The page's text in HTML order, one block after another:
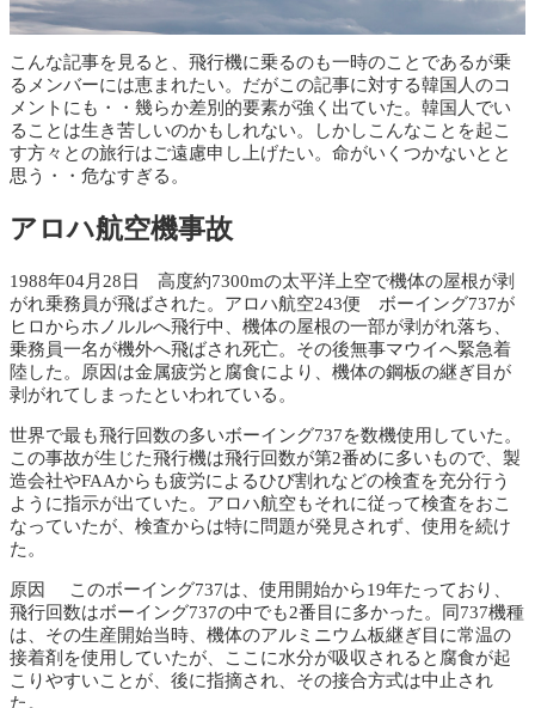
こんな記事を見ると、飛行機に乗るのも一時のことであるが乗
るメンバーには恵まれたい。だがこの記事に対する韓国人のコ
メントにも・・幾らか差別的要素が強く出ていた。韓国人でい
ることは生き苦しいのかもしれない。しかしこんなことを起こ
す方々との旅行はご遠慮申し上げたい。命がいくつかないとと
思う・・危なすぎる。
アロハ航空機事故
1988年04月28日 高度約7300mの太平洋上空で機体の屋根が剥
がれ乗務員が飛ばされた。アロハ航空243便 ボーイング737が
ヒロからホノルルへ飛行中、機体の屋根の一部が剥がれ落ち、
乗務員一名が機外へ飛ばされ死亡。その後無事マウイへ緊急着
陸した。原因は金属疲労と腐食により、機体の鋼板の継ぎ目が
剥がれてしまったといわれている。
世界で最も飛行回数の多いボーイング737を数機使用していた。
この事故が生じた飛行機は飛行回数が第2番めに多いもので、製
造会社やFAAからも疲労によるひび割れなどの検査を充分行う
ように指示が出ていた。アロハ航空もそれに従って検査をおこ
なっていたが、検査からは特に問題が発見されず、使用を続け
た。
原因 このボーイング737は、使用開始から19年たっており、
飛行回数はボーイング737の中でも2番目に多かった。同737機種
は、その生産開始当時、機体のアルミニウム板継ぎ目に常温の
接着剤を使用していたが、ここに水分が吸収されると腐食が起
こりやすいことが、後に指摘され、その接合方式は中止され
た。